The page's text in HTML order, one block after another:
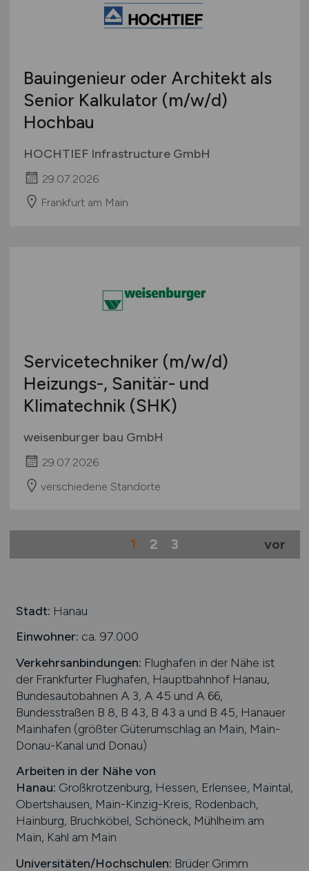
Bauingenieur oder Architekt als
Senior Kalkulator (m/w/d)
Hochbau
HOCHTIEF Infrastructure GmbH
29.07.2026
Frankfurt am Main
Servicetechniker (m/w/d)
Heizungs-, Sanitär- und
Klimatechnik (SHK)
weisenburger bau GmbH
29.07.2026
verschiedene Standorte
1 2 3 vor
Stadt: Hanau
Einwohner: ca. 97.000
Verkehrsanbindungen: Flughafen in der Nähe ist
der Frankfurter Flughafen, Hauptbahnhof Hanau,
Bundesautobahnen A 3, A 45 und A 66,
Bundesstraßen B 8, B 43, B 43 a und B 45, Hanauer
Mainhafen (größter Güterumschlag an Main, Main-
Donau-Kanal und Donau)
Arbeiten in der Nähe von
Hanau: Großkrotzenburg, Hessen, Erlensee, Maintal,
Obertshausen, Main-Kinzig-Kreis, Rodenbach,
Hainburg, Bruchköbel, Schöneck, Mühlheim am
Main, Kahl am Main
Universitäten/Hochschulen: Brüder Grimm